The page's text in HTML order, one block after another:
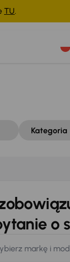
TU.
Kategoria
o
markę i